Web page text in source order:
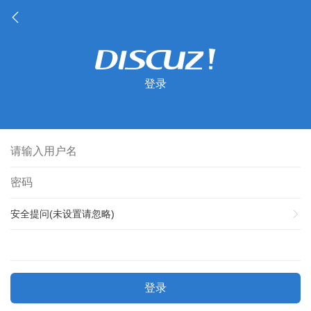
登录
安全提问(未设置请忽略)
登录